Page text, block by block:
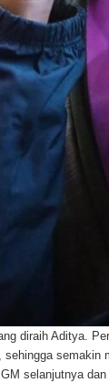
diraih Aditya.
semakin
selanjutnya